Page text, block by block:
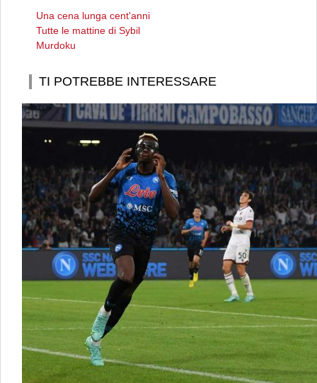
Una cena lunga cent'anni
Tutte le mattine di Sybil
Murdoku
TI POTREBBE INTERESSARE